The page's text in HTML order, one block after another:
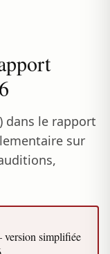
dans le rapport
sur
simplifiée